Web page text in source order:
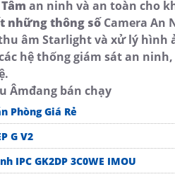
an ninh và an toàn cho
những thông sốCamera An
âm Starlight và xử lý hình
hệ thống giám sát an
Âmđang bán chạy
Phòng Giá Rẻ
G V2
IPC GK2DP 3C0WE IMOU